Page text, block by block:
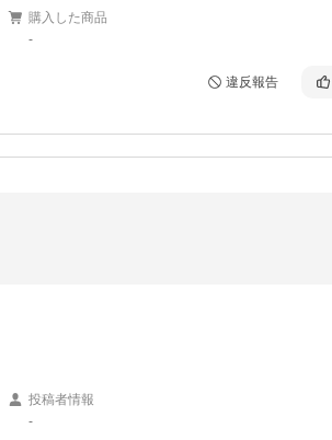
購入した商品
-
違反報告
投稿者情報
-